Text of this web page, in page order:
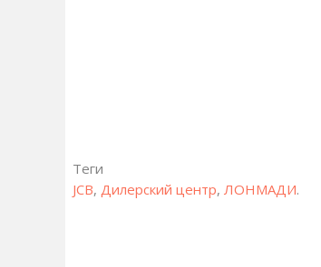
Теги
JCB, Дилерский центр, ЛОНМАДИ.